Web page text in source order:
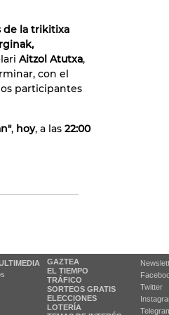
de la trikitixa
Aitzol Atutxa,
con el
participantes
, hoy, a las 22:00
GAZTEA
EL TIEMPO
TRÁFICO
SORTEOS GRATIS
ELECCIONES
LOTERÍA
Twitter